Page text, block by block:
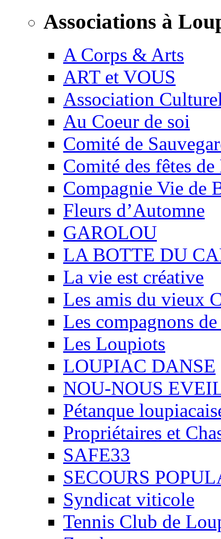
Associations à
A Corps & Arts
ART et VOUS
Association
Au Coeur de soi
Comité de
Comité des fêtes
Compagnie Vie de
Fleurs d’Automne
GAROLOU
LA BOTTE DU
La vie est créative
Les amis du vieux
Les compagnons
Les Loupiots
LOUPIAC DANSE
NOU-NOUS
Pétanque
Propriétaires et
SAFE33
SECOURS
Syndicat viticole
Tennis Club de